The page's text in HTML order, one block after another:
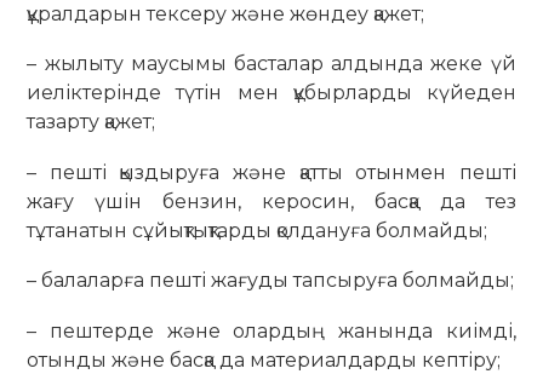
құралдарын тексеру және жөндеу қажет;
– жылыту маусымы басталар алдында жеке үй
иеліктерінде түтін мен құбырларды күйеден
тазарту қажет;
– пешті қыздыруға және қатты отынмен пешті
жағу үшін бензин, керосин, басқа да тез
тұтанатын сұйықтықтарды қолдануға болмайды;
– балаларға пешті жағуды тапсыруға болмайды;
– пештерде және олардың жанында киімді,
отынды және басқа да материалдарды кептіру;